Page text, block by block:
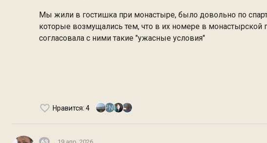
Мы жили в гостишка при монастыре, было довольно по
которые возмущались тем, что в их номере в монастырской
согласовала с ними такие "ужасные условия"
Нравится: 4 Р№